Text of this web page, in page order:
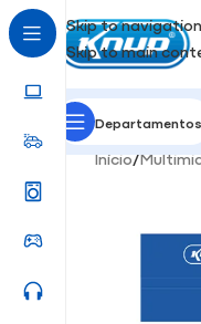
Skip to navigation
Skip to main
Departamentos
Início/